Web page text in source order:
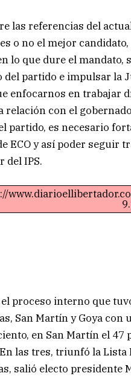
las referencias del
o no el mejor
lo que dure el mandato,
partido e impulsar la
enfocarnos en trabajar
relación con el
partido, es necesario
ECO y así poder seguir
del IPS.
proceso interno que
San Martín y Goya
en San Martín el
las tres, triunfó la
salió electo presidente